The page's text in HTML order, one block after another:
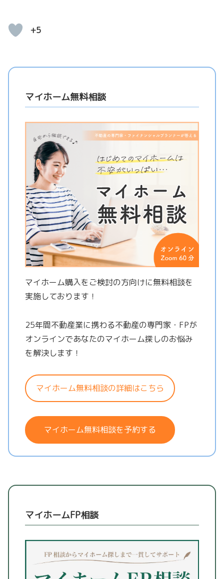
+5
マイホーム無料相談
マイホーム購入をご検討の方向けに無料相談を
実施しております！
25年間不動産業に携わる不動産の専門家・FPが
オンラインであなたのマイホーム探しのお悩み
を解決します！
マイホーム無料相談の詳細はこちら
マイホーム無料相談を予約する
マイホームFP相談